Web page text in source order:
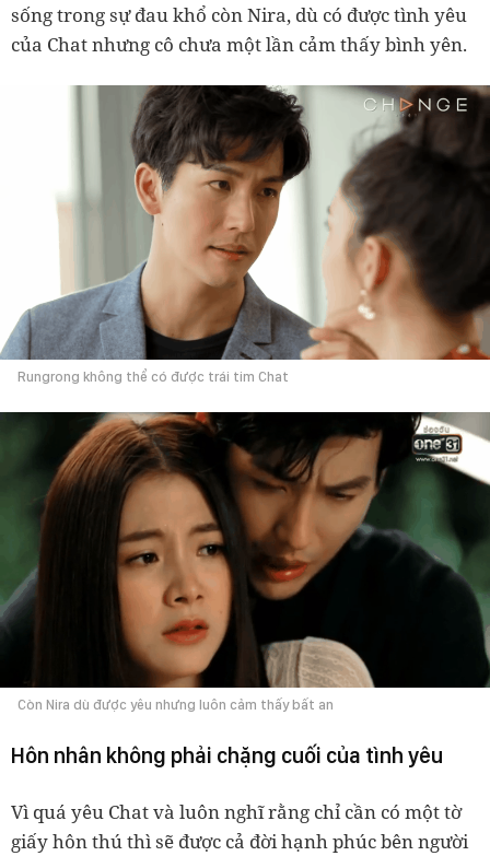
sống trong sự đau khổ còn Nira, dù có được tình yêu
của Chat nhưng cô chưa một lần cảm thấy bình yên.
Rungrong không thể có được trái tim Chat
Còn Nira dù được yêu nhưng luôn cảm thấy bất an
Hôn nhân không phải chặng cuối của tình yêu
Vì quá yêu Chat và luôn nghĩ rằng chỉ cần có một tờ
giấy hôn thú thì sẽ được cả đời hạnh phúc bên người